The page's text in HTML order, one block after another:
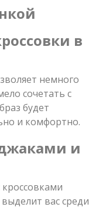
в
немного
сочетать с
будет
и комфортно.
и
вас среди